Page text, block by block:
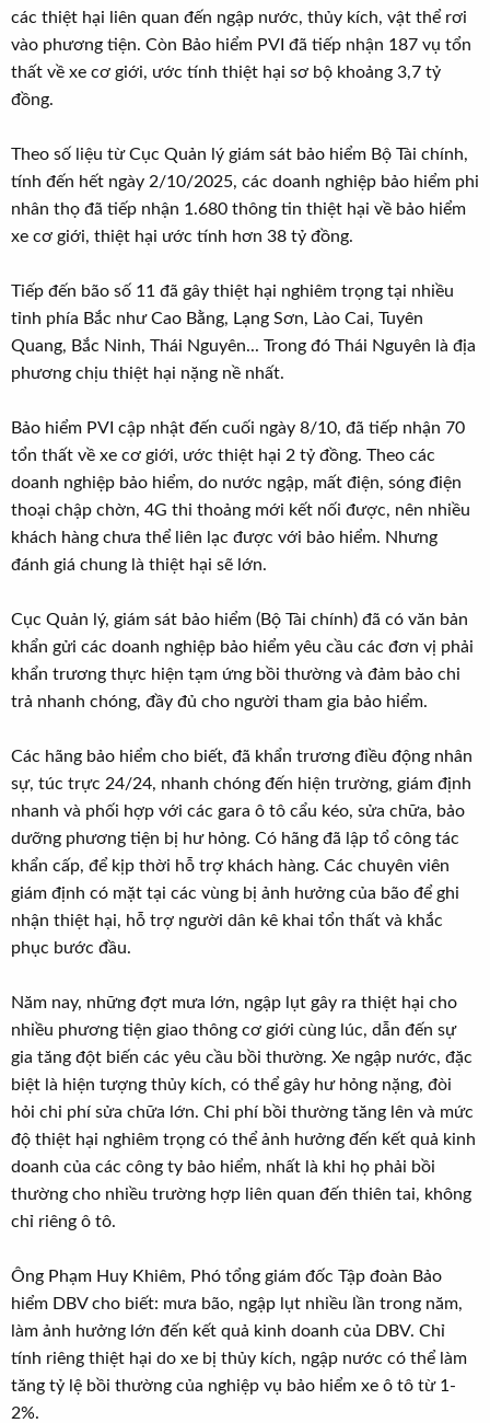
các thiệt hại liên quan đến ngập nước, thủy kích, vật thể rơi
vào phương tiện. Còn Bảo hiểm PVI đã tiếp nhận 187 vụ tổn
thất về xe cơ giới, ước tính thiệt hại sơ bộ khoảng 3,7 tỷ
đồng.
Theo số liệu từ Cục Quản lý giám sát bảo hiểm Bộ Tài chính,
tính đến hết ngày 2/10/2025, các doanh nghiệp bảo hiểm phi
nhân thọ đã tiếp nhận 1.680 thông tin thiệt hại về bảo hiểm
xe cơ giới, thiệt hại ước tính hơn 38 tỷ đồng.
Tiếp đến bão số 11 đã gây thiệt hại nghiêm trọng tại nhiều
tỉnh phía Bắc như Cao Bằng, Lạng Sơn, Lào Cai, Tuyên
Quang, Bắc Ninh, Thái Nguyên... Trong đó Thái Nguyên là địa
phương chịu thiệt hại nặng nề nhất.
Bảo hiểm PVI cập nhật đến cuối ngày 8/10, đã tiếp nhận 70
tổn thất về xe cơ giới, ước thiệt hại 2 tỷ đồng. Theo các
doanh nghiệp bảo hiểm, do nước ngập, mất điện, sóng điện
thoại chập chờn, 4G thi thoảng mới kết nối được, nên nhiều
khách hàng chưa thể liên lạc được với bảo hiểm. Nhưng
đánh giá chung là thiệt hại sẽ lớn.
Cục Quản lý, giám sát bảo hiểm (Bộ Tài chính) đã có văn bản
khẩn gửi các doanh nghiệp bảo hiểm yêu cầu các đơn vị phải
khẩn trương thực hiện tạm ứng bồi thường và đảm bảo chi
trả nhanh chóng, đầy đủ cho người tham gia bảo hiểm.
Các hãng bảo hiểm cho biết, đã khẩn trương điều động nhân
sự, túc trực 24/24, nhanh chóng đến hiện trường, giám định
nhanh và phối hợp với các gara ô tô cẩu kéo, sửa chữa, bảo
dưỡng phương tiện bị hư hỏng. Có hãng đã lập tổ công tác
khẩn cấp, để kịp thời hỗ trợ khách hàng. Các chuyên viên
giám định có mặt tại các vùng bị ảnh hưởng của bão để ghi
nhận thiệt hại, hỗ trợ người dân kê khai tổn thất và khắc
phục bước đầu.
Năm nay, những đợt mưa lớn, ngập lụt gây ra thiệt hại cho
nhiều phương tiện giao thông cơ giới cùng lúc, dẫn đến sự
gia tăng đột biến các yêu cầu bồi thường. Xe ngập nước, đặc
biệt là hiện tượng thủy kích, có thể gây hư hỏng nặng, đòi
hỏi chi phí sửa chữa lớn. Chi phí bồi thường tăng lên và mức
độ thiệt hại nghiêm trọng có thể ảnh hưởng đến kết quả kinh
doanh của các công ty bảo hiểm, nhất là khi họ phải bồi
thường cho nhiều trường hợp liên quan đến thiên tai, không
chỉ riêng ô tô.
Ông Phạm Huy Khiêm, Phó tổng giám đốc Tập đoàn Bảo
hiểm DBV cho biết: mưa bão, ngập lụt nhiều lần trong năm,
làm ảnh hưởng lớn đến kết quả kinh doanh của DBV. Chỉ
tính riêng thiệt hại do xe bị thủy kích, ngập nước có thể làm
tăng tỷ lệ bồi thường của nghiệp vụ bảo hiểm xe ô tô từ 1-
2%.